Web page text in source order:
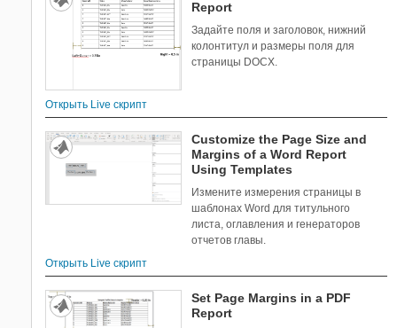
Text Analytics Toolbox
Vehicle Network Toolbox
Wireless HDL Toolbox
WLAN Toolbox
Report
Задайте поля и заголовок, нижний
колонтитул и размеры поля для
страницы DOCX.
Открыть Live скрипт
Customize the Page Size and
Margins of a Word Report
Using Templates
Измените измерения страницы в
шаблонах Word для титульного
листа, оглавления и генераторов
отчетов главы.
Открыть Live скрипт
Set Page Margins in a PDF
Report